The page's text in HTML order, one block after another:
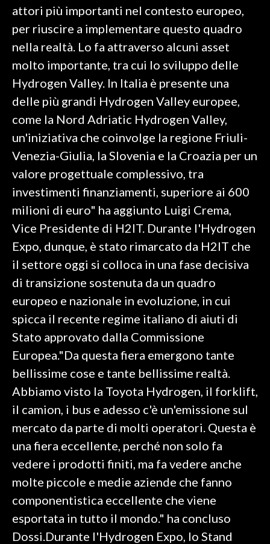
INSULARITÀ
INFO AZIENDE
ABBONATI
ANNUNCI
NECROLOGI
PUBBLICITÀ
SPIAGGE
STORE
attori più importanti nel contesto europeo,
per riuscire a implementare questo quadro
nella realtà. Lo fa attraverso alcuni asset
molto importante, tra cui lo sviluppo delle
Hydrogen Valley. In Italia è presente una
delle più grandi Hydrogen Valley europee,
come la Nord Adriatic Hydrogen Valley,
un'iniziativa che coinvolge la regione Friuli-
Venezia-Giulia, la Slovenia e la Croazia per un
valore progettuale complessivo, tra
investimenti finanziamenti, superiore ai 600
milioni di euro" ha aggiunto Luigi Crema,
Vice Presidente di H2IT. Durante l'Hydrogen
Expo, dunque, è stato rimarcato da H2IT che
il settore oggi si colloca in una fase decisiva
di transizione sostenuta da un quadro
europeo e nazionale in evoluzione, in cui
spicca il recente regime italiano di aiuti di
Stato approvato dalla Commissione
Europea."Da questa fiera emergono tante
bellissime cose e tante bellissime realtà.
Abbiamo visto la Toyota Hydrogen, il forklift,
il camion, i bus e adesso c'è un'emissione sul
mercato da parte di molti operatori. Questa è
una fiera eccellente, perché non solo fa
vedere i prodotti finiti, ma fa vedere anche
molte piccole e medie aziende che fanno
componentistica eccellente che viene
esportata in tutto il mondo." ha concluso
Dossi.Durante l'Hydrogen Expo, lo Stand